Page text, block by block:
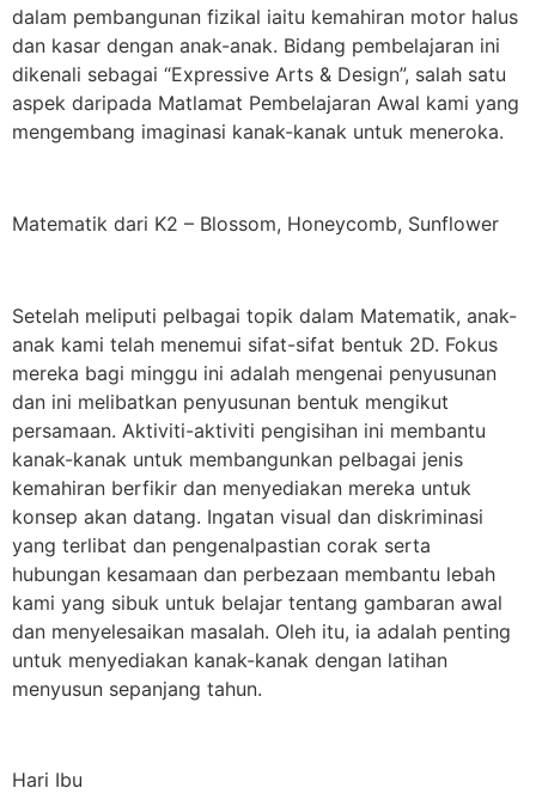
dalam pembangunan fizikal iaitu kemahiran motor halus
dan kasar dengan anak-anak. Bidang pembelajaran ini
dikenali sebagai “Expressive Arts & Design”, salah satu
aspek daripada Matlamat Pembelajaran Awal kami yang
mengembang imaginasi kanak-kanak untuk meneroka.
Matematik dari K2 – Blossom, Honeycomb, Sunflower
Setelah meliputi pelbagai topik dalam Matematik, anak-
anak kami telah menemui sifat-sifat bentuk 2D. Fokus
mereka bagi minggu ini adalah mengenai penyusunan
dan ini melibatkan penyusunan bentuk mengikut
persamaan. Aktiviti-aktiviti pengisihan ini membantu
kanak-kanak untuk membangunkan pelbagai jenis
kemahiran berfikir dan menyediakan mereka untuk
konsep akan datang. Ingatan visual dan diskriminasi
yang terlibat dan pengenalpastian corak serta
hubungan kesamaan dan perbezaan membantu lebah
kami yang sibuk untuk belajar tentang gambaran awal
dan menyelesaikan masalah. Oleh itu, ia adalah penting
untuk menyediakan kanak-kanak dengan latihan
menyusun sepanjang tahun.
Hari Ibu